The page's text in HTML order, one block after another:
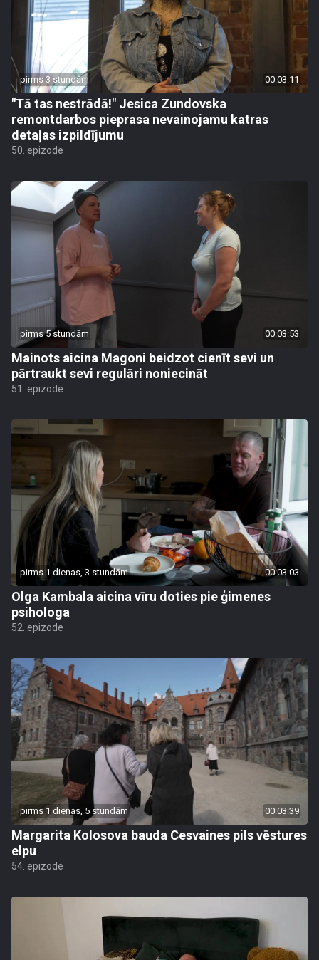
pirms 3 stundām 00:03:11
"Tā tas nestrādā!" Jesica Zundovska
remontdarbos pieprasa nevainojamu katras
detaļas izpildījumu
50. epizode
pirms 5 stundām 00:03:53
Mainots aicina Magoni beidzot cienīt sevi un
pārtraukt sevi regulāri noniecināt
51. epizode
pirms 1 dienas, 3 stundām 00:03:03
Olga Kambala aicina vīru doties pie ģimenes
psihologa
52. epizode
pirms 1 dienas, 5 stundām 00:03:39
Margarita Kolosova bauda Cesvaines pils vēstures
elpu
54. epizode